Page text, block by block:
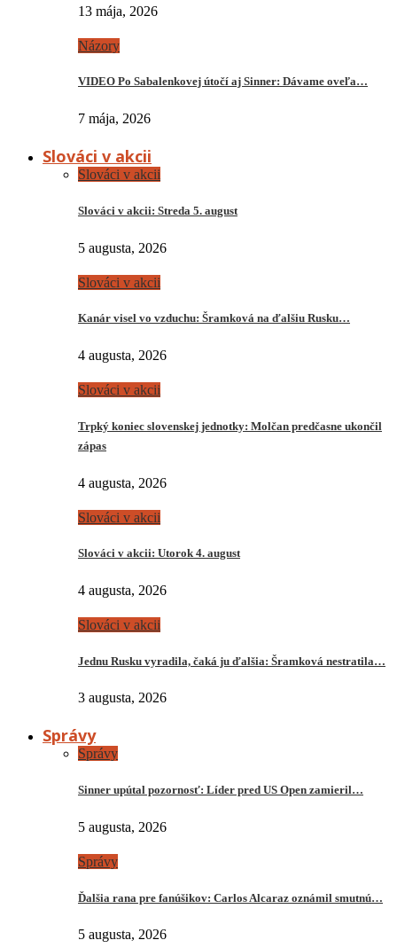
13 mája, 2026
Názory
VIDEO Po Sabalenkovej útočí aj Sinner: Dávame oveľa…
7 mája, 2026
Slováci v akcii
Slováci v akcii
Slováci v akcii: Streda 5. august
5 augusta, 2026
Slováci v akcii
Kanár visel vo vzduchu: Šramková na ďalšiu Rusku…
4 augusta, 2026
Slováci v akcii
Trpký koniec slovenskej jednotky: Molčan predčasne ukončil
zápas
4 augusta, 2026
Slováci v akcii
Slováci v akcii: Utorok 4. august
4 augusta, 2026
Slováci v akcii
Jednu Rusku vyradila, čaká ju ďalšia: Šramková nestratila…
3 augusta, 2026
Správy
Správy
Sinner upútal pozornosť: Líder pred US Open zamieril…
5 augusta, 2026
Správy
Ďalšia rana pre fanúšikov: Carlos Alcaraz oznámil smutnú…
5 augusta, 2026